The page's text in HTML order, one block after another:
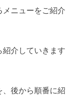
ニューをご紹介
介していきます
後から順番に紹